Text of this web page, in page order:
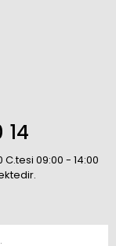
09:00 - 14:00